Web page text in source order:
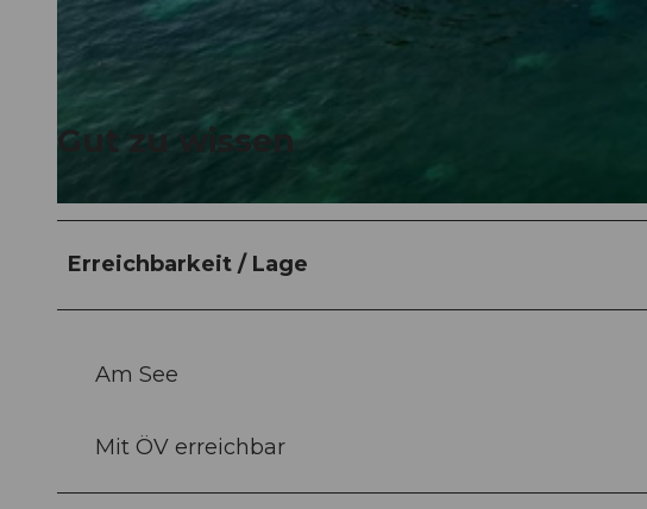
Gut zu wissen
Erreichbarkeit / Lage
Am See
Mit ÖV erreichbar